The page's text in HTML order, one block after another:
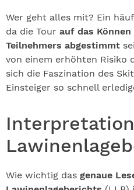
Wer geht alles mit? Ein
da die Tour auf das
Teilnehmers abgestimmt
von einem erhöhten Risiko
sich die Faszination des
Einsteiger so schnell
Wie wichtig das genaue